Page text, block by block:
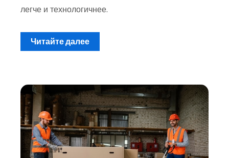
легче и технологичнее.
Читайте далее